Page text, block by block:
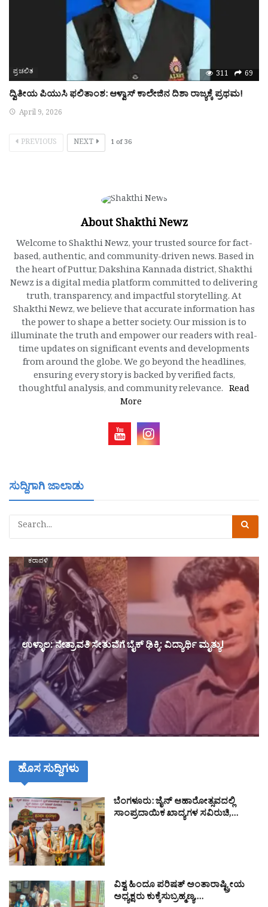
ಪ್ರಚಲಿತ 311 69
ದ್ವಿತೀಯ ಪಿಯುಸಿ ಫಲಿತಾಂಶ: ಆಳ್ವಾಸ್ ಕಾಲೇಜಿನ ದಿಶಾ ರಾಜ್ಯಕ್ಕೆ ಪ್ರಥಮ!
April 9, 2026
PREVIOUS NEXT 1 of36
About Shakthi Newz
Welcome to Shakthi Newz, your trusted source for fact-
based, authentic, and community-driven news. Based in
the heart of Puttur, Dakshina Kannada district, Shakthi
Newz is a digital media platform committed to delivering
truth, transparency, and impactful storytelling. At
Shakthi Newz, we believe that accurate information has
the power to shape a better society. Our mission is to
illuminate the truth and empower our readers with real-
time updates on significant events and developments
from around the globe. We go beyond the headlines,
ensuring every story is backed by verified facts,
thoughtful analysis, and community relevance. Read
More
ಸುದ್ದಿಗಾಗಿ ಜಾಲಾಡು
ಕರಾವಳಿ
ಉಳ್ಳಾಲ: ನೇತ್ರಾವತಿ ಸೇತುವೆಗೆ ಬೈಕ್‌ ಢಿಕ್ಕಿ: ವಿದ್ಯಾರ್ಥಿ ಮೃತ್ಯು!
ಹೊಸ ಸುದ್ದಿಗಳು
ಬೆಂಗಳೂರು: ಜೈನ್ ಆಹಾರೋತ್ಸವದಲ್ಲಿ
ಸಾಂಪ್ರದಾಯಿಕ ಖಾದ್ಯಗಳ ಸವಿರುಚಿ,…
ವಿಶ್ವ ಹಿಂದೂ ಪರಿಷತ್ ಅಂತಾರಾಷ್ಟ್ರೀಯ
ಅಧ್ಯಕ್ಷರು ಕುಕ್ಕೆಸುಬ್ರಹ್ಮಣ್ಯ,…